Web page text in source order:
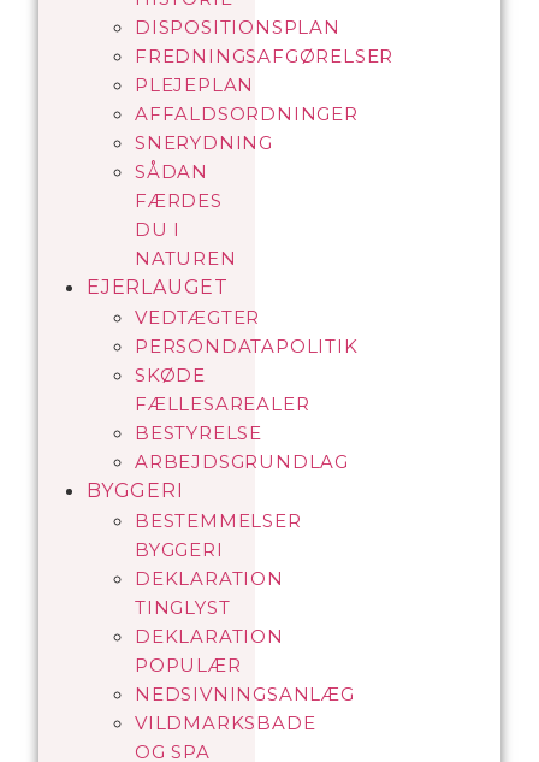
DISPOSITIONSPLAN
FREDNINGSAFGØRELSER
PLEJEPLAN
AFFALDSORDNINGER
SNERYDNING
SÅDAN
FÆRDES
DU I
NATUREN
EJERLAUGET
VEDTÆGTER
PERSONDATAPOLITIK
SKØDE
FÆLLESAREALER
BESTYRELSE
ARBEJDSGRUNDLAG
BYGGERI
BESTEMMELSER
BYGGERI
DEKLARATION
TINGLYST
DEKLARATION
POPULÆR
NEDSIVNINGSANLÆG
VILDMARKSBADE
OG SPA